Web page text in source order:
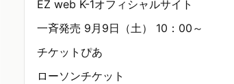
EZ web K-1オフィシャルサイト
一斉発売 9月9日（土） 10：00～
チケットぴあ
ローソンチケット